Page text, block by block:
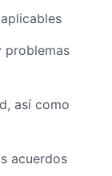
problemas
así como
acuerdos